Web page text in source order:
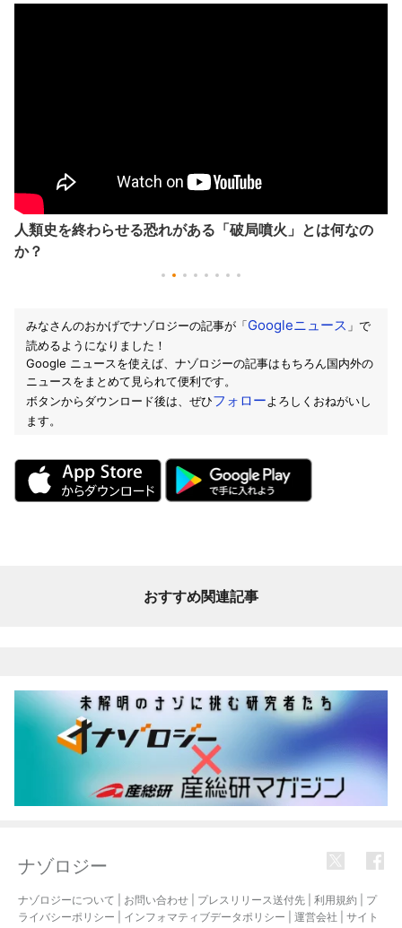
人類史を終わらせる恐れがある「破局噴火」とは何なの
か？
みなさんのおかげでナゾロジーの記事が「Googleニュース 」で
読めるようになりました！
Google ニュースを使えば、ナゾロジーの記事はもちろん国内外の
ニュースをまとめて見られて便利です。
ボタンからダウンロード後は、ぜひフォローよろしくおねがいし
ます。
おすすめ関連記事
ナゾロジー
ナゾロジーについて お問い合わせ プレスリリース送付先 利用規約
プ
ライバシーポリシー
インフォマティブデータポリシー 運営会社
サイト